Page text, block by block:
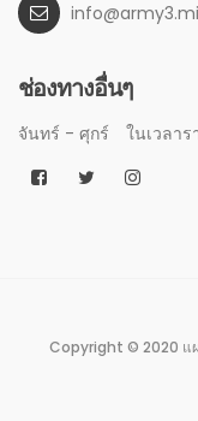
ช่องทางอื่นๆ
จันทร์ - ศุกร์ ในเวลาร
Copyright © 2020 แผ